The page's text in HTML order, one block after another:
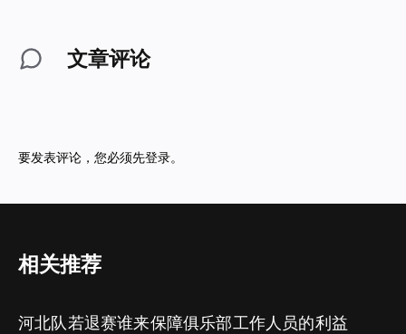
文章评论
要发表评论，您必须先登录。
相关推荐
河北队若退赛谁来保障俱乐部工作人员的利益